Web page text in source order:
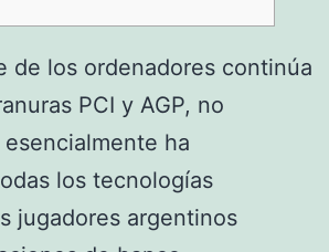
de los ordenadores continúa
PCI y AGP, no
ha
los tecnologías
jugadores argentinos